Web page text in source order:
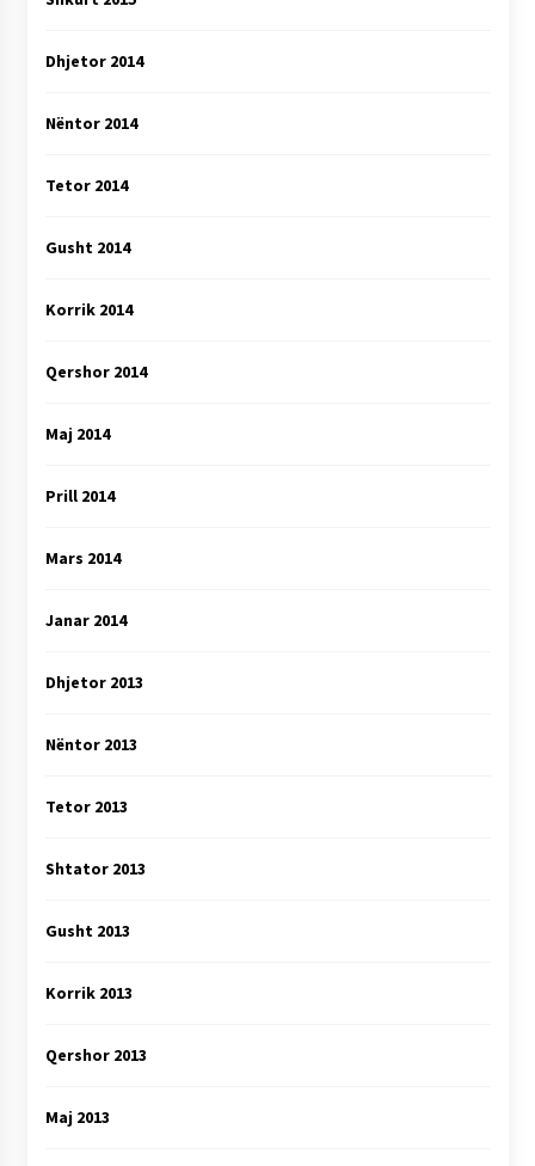
Dhjetor 2014
Nëntor 2014
Tetor 2014
Gusht 2014
Korrik 2014
Qershor 2014
Maj 2014
Prill 2014
Mars 2014
Janar 2014
Dhjetor 2013
Nëntor 2013
Tetor 2013
Shtator 2013
Gusht 2013
Korrik 2013
Qershor 2013
Maj 2013